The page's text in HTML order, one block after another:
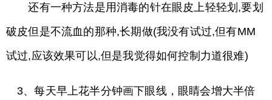
还有一种方法是用消毒的针在眼皮上轻轻划,要划
破皮但是不流血的那种,长期做(我没有试过,但有MM
试过,应该效果可以,但是我觉得如何控制力道很难)
3、每天早上花半分钟画下眼线，眼睛会增大半倍